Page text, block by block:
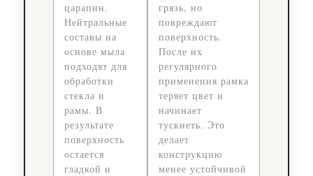
царапин.
Нейтральные
составы на
основе мыла
подходят для
обработки
стекла и
рамы. В
результате
поверхность
остается
гладкой и
грязь, но
повреждают
поверхность.
После их
регулярного
применения рамка
теряет цвет и
начинает
тускнеть. Это
делает
конструкцию
менее устойчивой